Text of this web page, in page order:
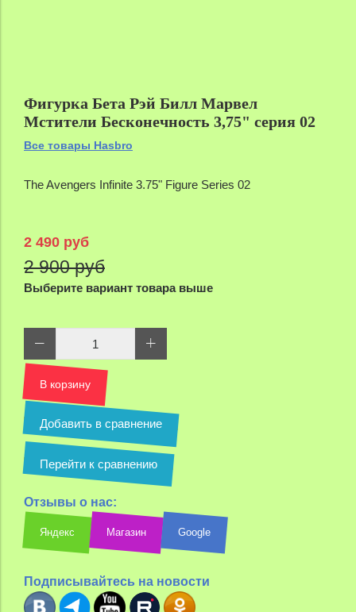
Фигурка Бета Рэй Билл Марвел
Мстители Бесконечность 3,75" серия 02
Все товары Hasbro
The Avengers Infinite 3.75" Figure Series 02
2 490 руб
2 900 руб
Выберите вариант товара выше
В корзину
Добавить в сравнение
Перейти к сравнению
Отзывы о нас:
Яндекс Магазин Google
Подписывайтесь на новости